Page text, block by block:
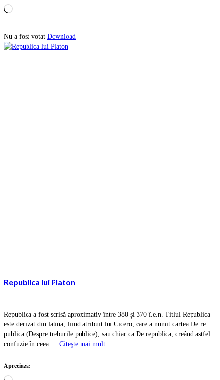
Încarc...
Nu a fost votat Download
Republica lui Platon
Republica a fost scrisă aproximativ între 380 și 370 î.e.n. Titlul Republica
este derivat din latină, fiind atribuit lui Cicero, care a numit cartea De re
publica (Despre treburile publice), sau chiar ca De republica, creând astfel
confuzie în ceea … Citeşte mai mult
Apreciază: